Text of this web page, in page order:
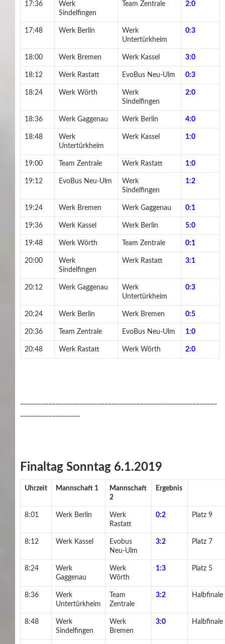
17:36
Werk
Sindelfingen
Team Zentrale 2:0
17:48 Werk Berlin
Werk
Untertürkheim
0:3
18:00 Werk Bremen Werk Kassel 3:0
18:12 Werk Rastatt EvoBus Neu-Ulm 0:3
18:24 Werk Wörth
Werk
Sindelfingen
2:0
18:36 Werk Gaggenau Werk Berlin 4:0
18:48
Werk
Untertürkheim
Werk Kassel 1:0
19:00 Team Zentrale Werk Rastatt 1:0
19:12 EvoBus Neu-Ulm
Werk
Sindelfingen
1:2
19:24 Werk Bremen Werk Gaggenau 0:1
19:36 Werk Kassel Werk Berlin 5:0
19:48 Werk Wörth Team Zentrale 0:1
20:00
Werk
Sindelfingen
Werk Rastatt 3:1
20:12 Werk Gaggenau
Werk
Untertürkheim
0:3
20:24 Werk Berlin Werk Bremen 0:5
20:36 Team Zentrale EvoBus Neu-Ulm 1:0
20:48 Werk Rastatt Werk Wörth 2:0
Finaltag Sonntag 6.1.2019
Uhrzeit Mannschaft 1
Mannschaft
2
Ergebnis
8:01 Werk Berlin
Werk
Rastatt
0:2 Platz 9
8:12 Werk Kassel
Evobus
Neu-Ulm
3:2 Platz 7
8:24
Werk
Gaggenau
Werk
Wörth
1:3 Platz 5
8:36
Werk
Untertürkheim
Team
Zentrale
3:2 Halbfinale
8:48
Werk
Sindelfingen
Werk
Bremen
3:0 Halbfinale